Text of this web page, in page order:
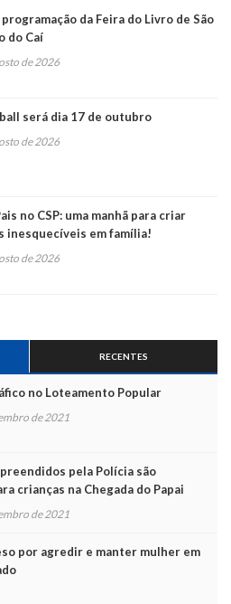
da Feira do Livro de São
do Caí
de 2026
será dia 17 de outubro
de 2026
no CSP: uma manhã para criar
inesquecíveis em família!
de 2026
RECENTES
no Loteamento Popular
de 2021
pela Polícia são
crianças na Chegada do Papai
de 2021
por agredir e manter mulher em